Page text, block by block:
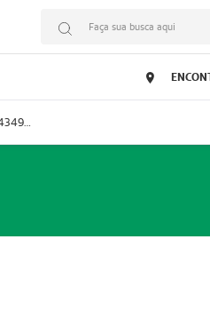
Faça sua busca aqui
Prestador: Vipmed Clínica Geral Ltda, 51004349-0 (Nome Fantasia: Policlínica Master)